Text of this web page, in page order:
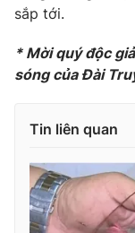
Học trực tuyến
Hitech Công
Sản phẩm
Tư vấn
Emagazine
sắp tới.​
* Mời quý độc
sóng của Đài
Tin liên quan